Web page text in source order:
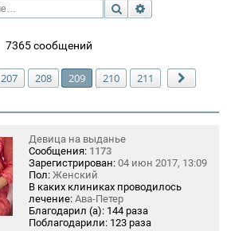
Поиск
7365 сообщений
из211
207 208 209 210 211
Девица на выданье
Сообщения: 1173
Зарегистрирован: 04 июн 2017, 13:09
Пол: Женский
В каких клиниках проводилось
лечение: Ава-Петер
Благодарил (а): 144 раза
Поблагодарили: 123 раза